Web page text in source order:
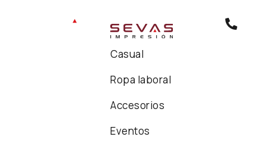
Casual
Ropa laboral
Accesorios
Eventos